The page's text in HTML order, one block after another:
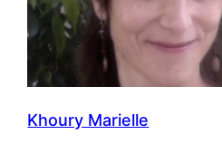
Khoury Marielle